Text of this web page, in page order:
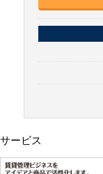
サービス